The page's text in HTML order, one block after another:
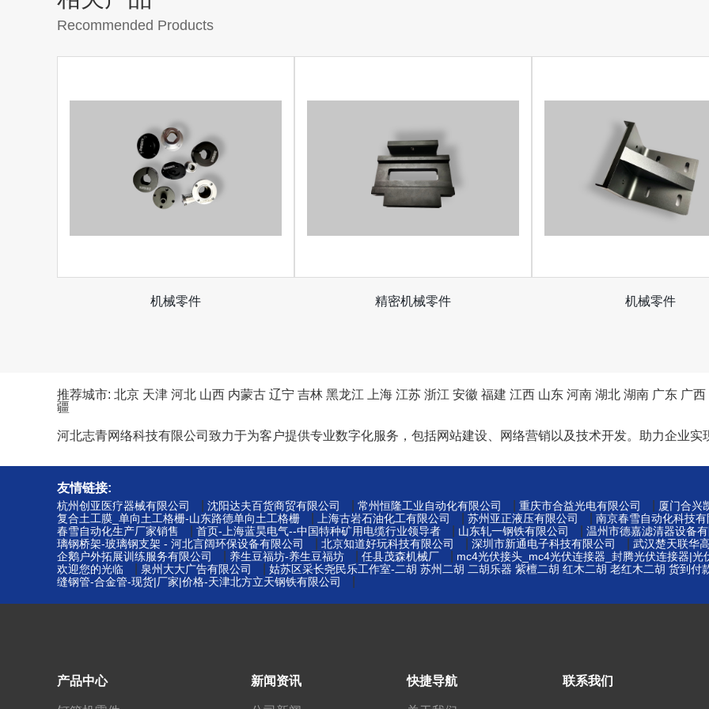
Recommended Products
机械零件 精密机械零件 机械零件
推荐城市: 北京 天津 河北 山西 内蒙古 辽宁 吉林 黑龙江 上海 江苏 浙江 安徽 福建 江西 山东 河南 湖北 湖南 广东 广西
疆
河北志青网络科技有限公司致力于为客户提供专业数字化服务，包括网站建设、网络营销以及技术开发。助力企业实
友情链接:
杭州创亚医疗器械有限公司 沈阳达夫百货商贸有限公司 常州恒隆工业自动化有限公司 重庆市合益光电有限公司
厦门合兴
复合土工膜_单向土工格栅-山东路德单向土工格栅
上海古岩石油化工有限公司 苏州亚正液压有限公司
南京春雪自动化科技
春雪自动化生产厂家销售
首页-上海蓝昊电气--中国特种矿用电缆行业领导者 山东轧一钢铁有限公司
温州市德嘉滤清器设备
璃钢桥架-玻璃钢支架 - 河北言阔环保设备有限公司
北京知道好玩科技有限公司 深圳市新通电子科技有限公司
武汉楚天联华
企鹅户外拓展训练服务有限公司
养生豆福坊-养生豆福坊 任县茂森机械厂
mc4光伏接头_mc4光伏连接器_封腾光伏连接器|光
欢迎您的光临
泉州大大广告有限公司
姑苏区采长尧民乐工作室-二胡 苏州二胡 二胡乐器 紫檀二胡 红木二胡 老红木二胡 货到付
缝钢管-合金管-现货|厂家|价格-天津北方立天钢铁有限公司
产品中心 新闻资讯 快捷导航 联系我们